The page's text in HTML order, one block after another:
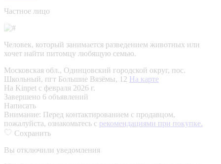
Частное лицо
Человек, который занимается разведением животных или
хочет найти питомцу любящую семью.
Московская обл., Одинцовский городской округ, пос.
Школьный, пгт Большие Вязёмы, 12 На карте
На Kinpet c февраля 2026 г.
Завершено 6 объявлений
Написать
Внимание: Перед контактированием с продавцом,
пожалуйста, ознакомьтесь с рекомендациями при покупке.
Сохранить
Вы отключили уведомления